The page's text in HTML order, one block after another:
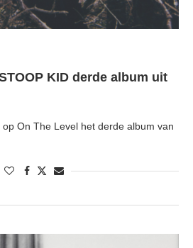
KID derde album uit
On The Level het derde album van